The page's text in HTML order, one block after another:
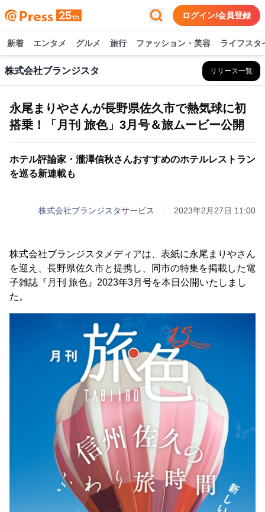
ログイン/会員登録
新着 エンタメ グルメ 旅行 ファッション・美容 ライフスタ
株式会社ブランジスタ リリース一覧
永尾まりやさんが長野県佐久市で熱気球に初
搭乗！「月刊 旅色」3月号＆旅ムービー公開
ホテル評論家・瀧澤信秋さんおすすめのホテルレストラン
を巡る新連載も
株式会社ブランジスタサービス 2023年2月27日 11:00
株式会社ブランジスタメディアは、表紙に永尾まりやさん
を迎え、長野県佐久市と提携し、同市の特集を掲載した電
子雑誌『月刊 旅色』2023年3月号を本日公開いたしまし
た。